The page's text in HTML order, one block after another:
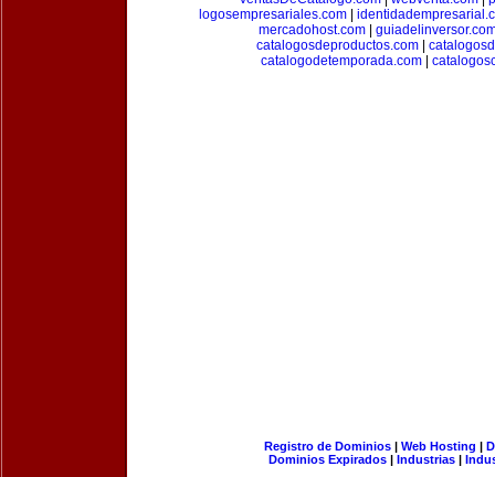
logosempresariales.com|
mercadohost.com|
catalogosdeproductos.com
catalogodetemporada.com
Registro de Dominios| Web Hosting |
Dominios Expirados | Industrias |